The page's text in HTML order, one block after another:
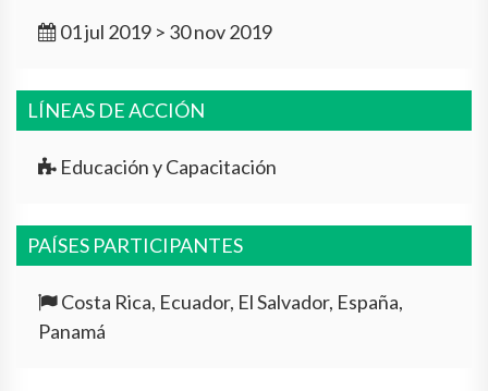
01 jul 2019 > 30 nov 2019
LÍNEAS DE ACCIÓN
Educación y Capacitación
PAÍSES PARTICIPANTES
Costa Rica, Ecuador, El Salvador, España,
Panamá